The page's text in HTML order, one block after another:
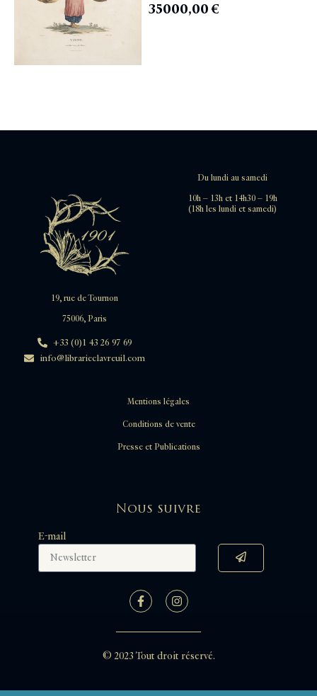
35000,00€
Du lundi au samedi
10h – 13h et 14h30 – 19h
(18h les lundi et samedi)
19, rue de Tournon
75006, Paris
+33 (0)1 43 26 97 69
info@librarieclavreuil.com
Mentions légales
Conditions de vente
Presse et Publications
Nous suivre
E-mail
© 2023 Tout droit réservé.